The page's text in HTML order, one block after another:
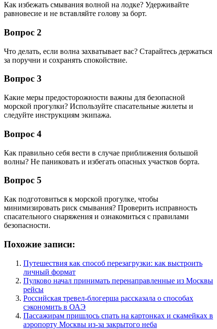
Как избежать смывания волной на лодке? Удерживайте
равновесие и не вставляйте голову за борт.
Вопрос 2
Что делать, если волна захватывает вас? Старайтесь держаться
за поручни и сохранять спокойствие.
Вопрос 3
Какие меры предосторожности важны для безопасной
морской прогулки? Используйте спасательные жилеты и
следуйте инструкциям экипажа.
Вопрос 4
Как правильно себя вести в случае приближения большой
волны? Не паниковать и избегать опасных участков борта.
Вопрос 5
Как подготовиться к морской прогулке, чтобы
минимизировать риск смывания? Проверить исправность
спасательного снаряжения и ознакомиться с правилами
безопасности.
Похожие записи:
Путешествия как способ перезагрузки: как выстроить
личный формат
Пулково начал принимать перенаправленные из Москвы
рейсы
Российская тревел-блогерша рассказала о способах
сэкономить в ОАЭ
Пассажирам пришлось спать на картонках и скамейках в
аэропорту Москвы из-за закрытого неба